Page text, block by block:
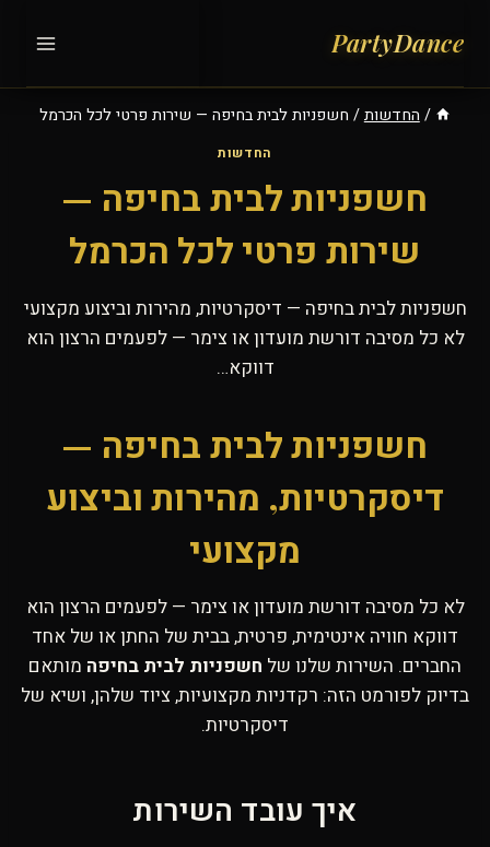
/ החדשות / חשפניות לבית בחיפה — שירות פרטי לכל הכרמל
החדשות
חשפניות לבית בחיפה —
שירות פרטי לכל הכרמל
חשפניות לבית בחיפה — דיסקרטיות, מהירות וביצוע מקצועי
לא כל מסיבה דורשת מועדון או צימר — לפעמים הרצון הוא
דווקא…
חשפניות לבית בחיפה —
דיסקרטיות, מהירות וביצוע
מקצועי
לא כל מסיבה דורשת מועדון או צימר — לפעמים הרצון הוא
דווקא חוויה אינטימית, פרטית, בבית של החתן או של אחד
החברים. השירות שלנו של חשפניות לבית בחיפה מותאם
בדיוק לפורמט הזה: רקדניות מקצועיות, ציוד שלהן, ושיא של
דיסקרטיות.
איך עובד השירות